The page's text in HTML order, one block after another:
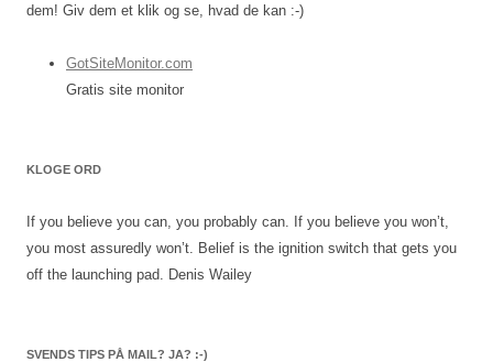
dem! Giv dem et klik og se, hvad de kan :-)
GotSiteMonitor.com
Gratis site monitor
KLOGE ORD
If you believe you can, you probably can. If you believe you won’t,
you most assuredly won’t. Belief is the ignition switch that gets you
off the launching pad.
Denis Wailey
SVENDS TIPS PÅ MAIL? JA? :-)